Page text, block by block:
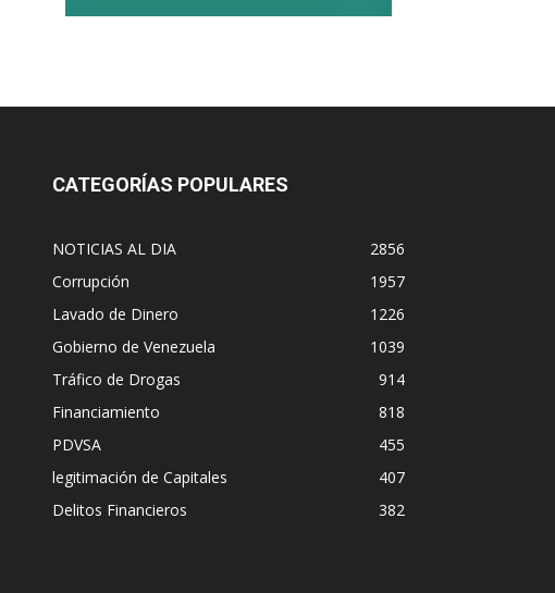
CATEGORÍAS POPULARES
NOTICIAS AL DIA
2856
Corrupción
1957
Lavado de Dinero
1226
Gobierno de Venezuela
1039
Tráfico de Drogas
914
Financiamiento
818
PDVSA
455
legitimación de Capitales
407
Delitos Financieros
382